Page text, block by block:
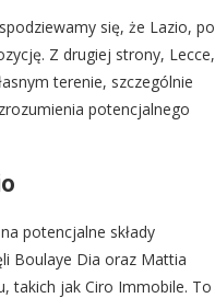
się, że Lazio, po
Z drugiej strony, Lecce,
terenie, szczególnie
potencjalnego
potencjalne składy
Boulaye Dia oraz Mattia
takich jak Ciro Immobile. To